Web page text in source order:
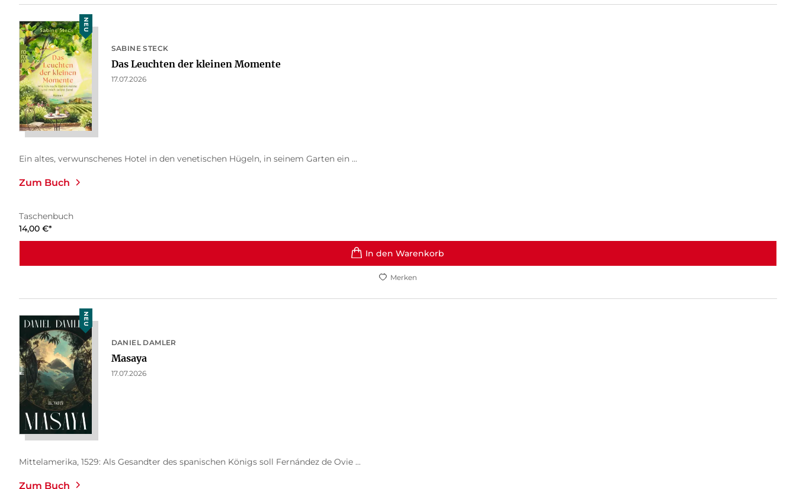
NEU
SABINE STECK
Das Leuchten der kleinen Momente
17.07.2026
Ein altes, verwunschenes Hotel in den venetischen Hügeln, in seinem Garten ein ...
Zum Buch
Taschenbuch
14,00 €*
In den Warenkorb
Merken
NEU
DANIEL DAMLER
Masaya
17.07.2026
Mittelamerika, 1529: Als Gesandter des spanischen Königs soll Fernández de Ovie ...
Zum Buch